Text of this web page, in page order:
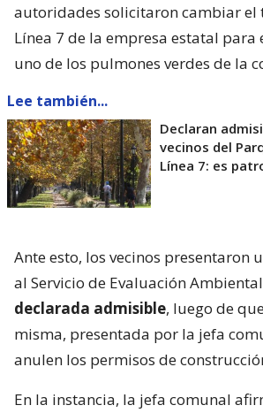
autoridades solicitaron cambiar el
Línea 7 de la empresa estatal para
uno de los pulmones verdes de la
Lee también...
Declaran
vecinos del
Línea 7: es
Ante esto, los vecinos presentaron
al Servicio de Evaluación
declarada admisible, luego de
misma, presentada por la jefa
anulen los permisos de
En la instancia, la jefa comunal